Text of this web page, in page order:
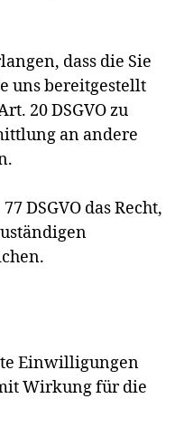
dass die Sie
uns bereitgestellt
20 DSGVO zu
an andere
DSGVO das Recht,
Einwilligungen
Wirkung für die